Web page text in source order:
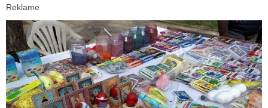
Reklame